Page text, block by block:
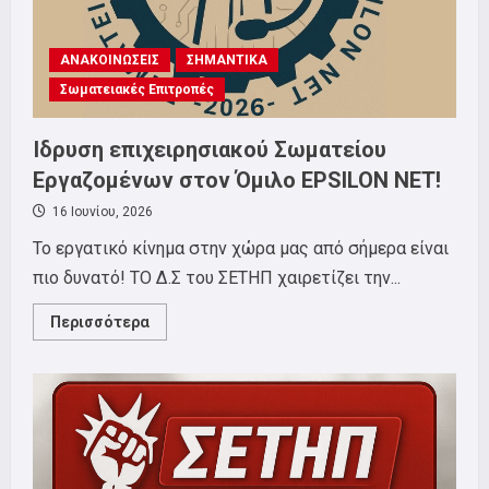
για
το
φεστιβάλ!
ΑΝΑΚΟΙΝΩΣΕΙΣ
ΣΗΜΑΝΤΙΚΑ
Σωματειακές Επιτροπές
Ίδρυση επιχειρησιακού Σωματείου
Εργαζομένων στον Όμιλο EPSILON NET!
16 Ιουνίου, 2026
Το εργατικό κίνημα στην χώρα μας από σήμερα είναι
πιο δυνατό! ΤΟ Δ.Σ του ΣΕΤΗΠ χαιρετίζει την...
Περισσότερα
more
επιχειρησιακού
Εργαζομένων
στον
Όμιλο
EPSILON
NET!